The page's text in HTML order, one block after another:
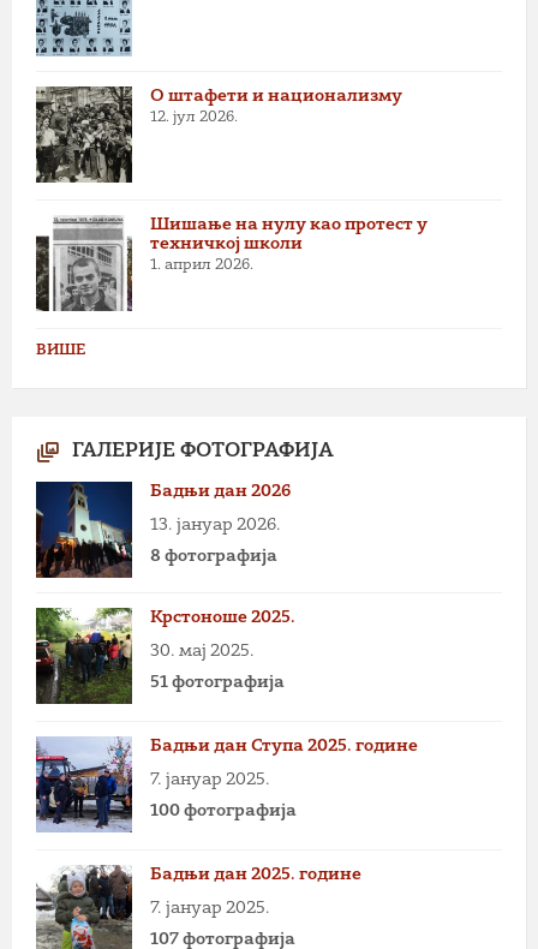
О штафети и национализму
12. јул 2026.
Шишање на нулу као протест у
техничкој школи
1. април 2026.
ВИШЕ
ГАЛЕРИЈЕ ФОТОГРАФИЈА
Бадњи дан 2026
13. јануар 2026.
8 фотографија
Крстоноше 2025.
30. мај 2025.
51 фотографија
Бадњи дан Ступа 2025. године
7. јануар 2025.
100 фотографија
Бадњи дан 2025. године
7. јануар 2025.
107 фотографија